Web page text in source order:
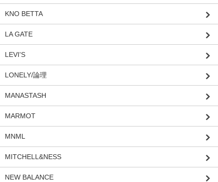
KNO BETTA
LA GATE
LEVI'S
LONELY/論理
MANASTASH
MARMOT
MNML
MITCHELL&NESS
NEW BALANCE